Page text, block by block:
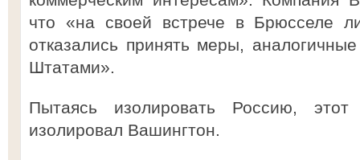
что «на своей встрече в Брюсселе
отказались принять меры,
Штатами».
Пытаясь изолировать Россию,
изолировал Вашингтон.